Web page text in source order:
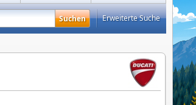
Erweiterte Suche